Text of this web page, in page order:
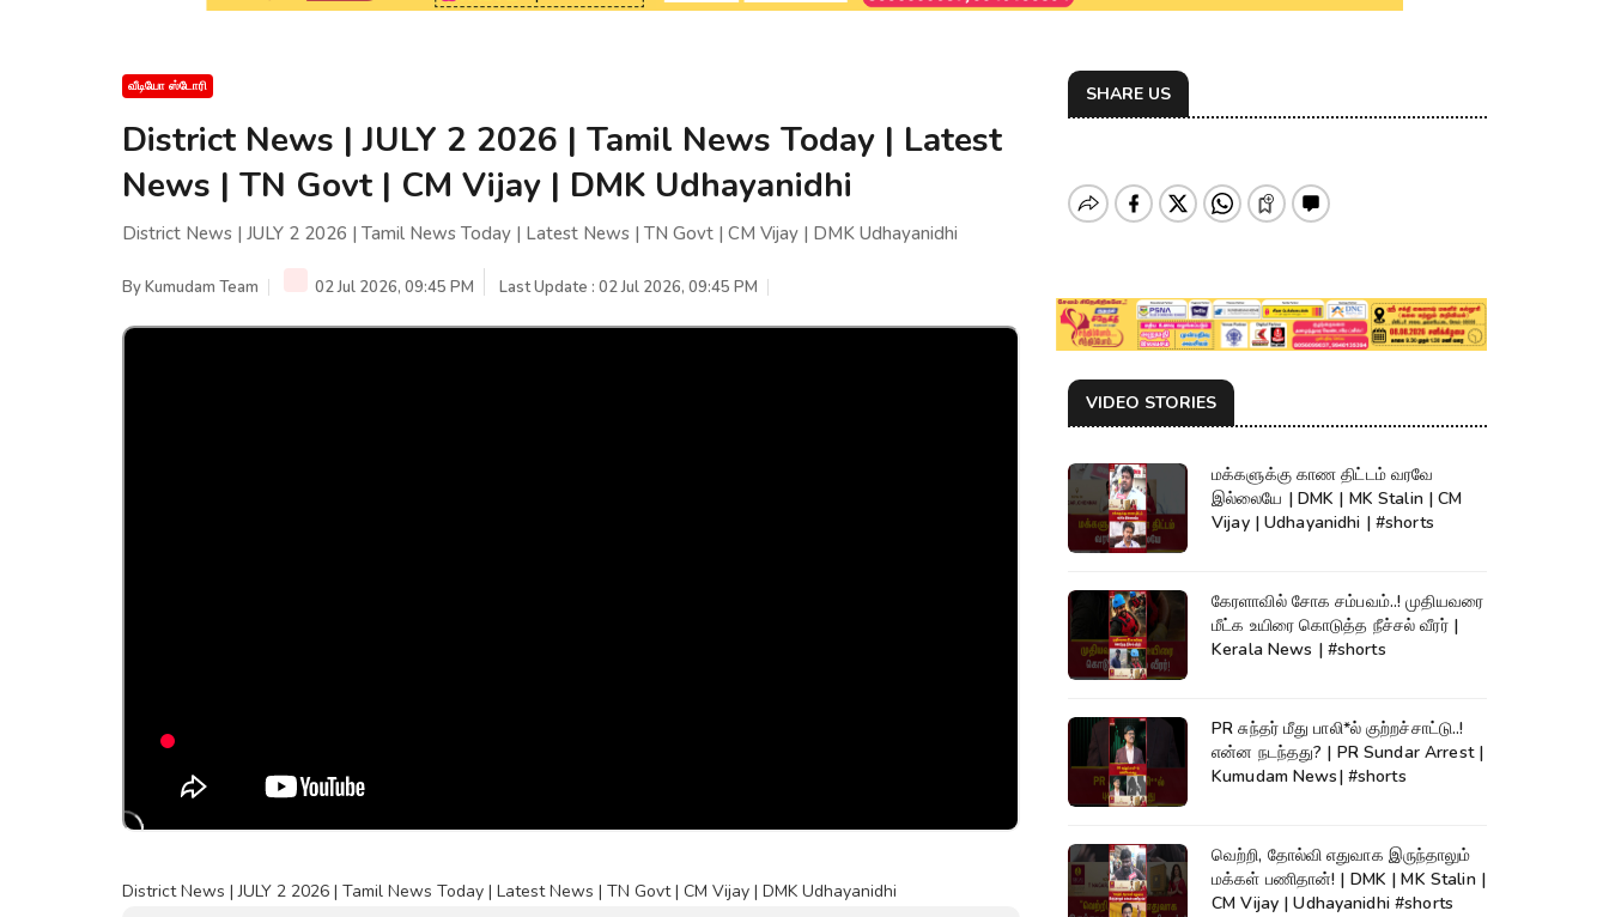
வீடியோ ஸ்டோரி
District News | JULY 2 2026 | Tamil News Today | Latest
News | TN Govt | CM Vijay | DMK Udhayanidhi
District News | JULY 2 2026 | Tamil News Today | Latest News | TN Govt | CM Vijay | DMK Udhayanidhi
ByKumudam Team 02 Jul 2026, 09:45 PM Last Update : 02 Jul 2026, 09:45 PM
District News | JULY 2 2026 | Tamil News Today | Latest News | TN Govt | CM Vijay | DMK Udhayanidhi
SHARE US
VIDEO STORIES
மக்களுக்கு காண திட்டம் வரவே
இல்லையே | DMK | MK Stalin | CM
Vijay | Udhayanidhi | #shorts
கேரளாவில் சோக சம்பவம்..! முதியவரை
மீட்க உயிரை கொடுத்த நீச்சல் வீரர் |
Kerala News | #shorts
PR சுந்தர் மீது பாலி*ல் குற்றச்சாட்டு..!
என்ன நடந்தது? | PR Sundar Arrest |
Kumudam News| #shorts
வெற்றி, தோல்வி எதுவாக இருந்தாலும்
மக்கள் பணிதான்! | DMK | MK Stalin |
CM Vijay | Udhayanidhi #shorts